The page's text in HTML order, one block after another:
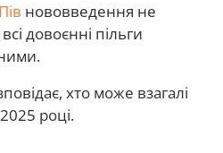
нововведення не
довоєнні пільги
хто може взагалі
році.